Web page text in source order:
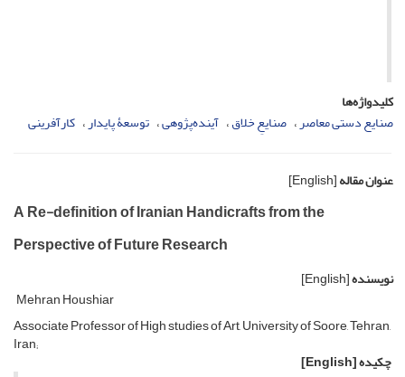
کلیدواژه‌ها
صنایع دستی معاصر صنایعِ خلاق آینده‌پژوهی توسعۀ پایدار کارآفرینی
عنوان مقاله[English]
A Re-definition of Iranian Handicrafts from the
Perspective of Future Research
نویسنده[English]
Mehran Houshiar
Associate Professor of High studies of Art, University of Soore, Tehran,
Iran;
چکیده[English]